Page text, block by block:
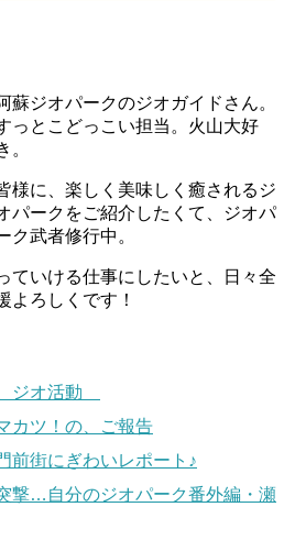
蘇ジオパークのジオガイドさん。
っとこどっこい担当。火山大好
。
様に、楽しく美味しく癒されるジ
パークをご紹介したくて、ジオパ
ク武者修行中。
ていける仕事にしたいと、日々全
よろしくです！
ジオ活動
カツ！の、ご報告
前街にぎわいレポート♪
撃…自分のジオパーク番外編・瀬